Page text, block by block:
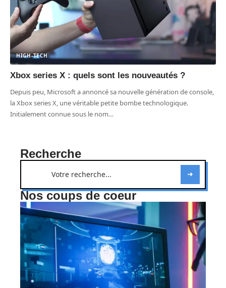
HIGH-TECH
Xbox series X : quels sont les nouveautés ?
Depuis peu, Microsoft a annoncé sa nouvelle génération de console,
la Xbox series X, une véritable petite bombe technologique.
Initialement connue sous le nom…
Recherche
Nos coups de coeur